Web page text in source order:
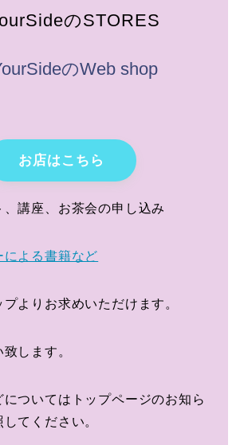
のSTORES
のWeb shop
お店はこちら
講座、お茶会の申し込み
による書籍など
よりお求めいただけます。
します。
ついてはトップページのお知ら
てください。